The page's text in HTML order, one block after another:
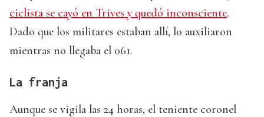
ciclista se cayó en Trives y quedó inconsciente.
Dado que los militares estaban allí, lo auxiliaron
mientras no llegaba el 061.
La franja
Aunque se vigila las 24 horas, el teniente coronel